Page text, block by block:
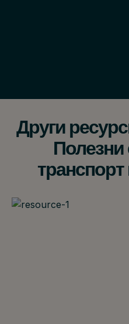
Други
Полезни
транспорт